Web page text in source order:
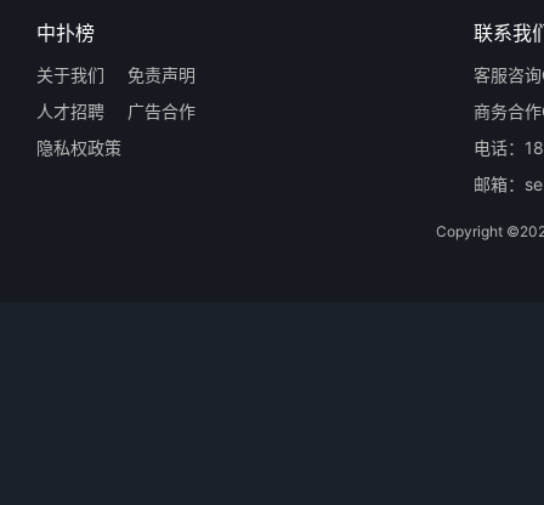
中扑榜
关于我们
免责声明
人才招聘
广告合作
隐私权政策
联系我
客服咨
商务合
电话：
邮箱：
Copyright